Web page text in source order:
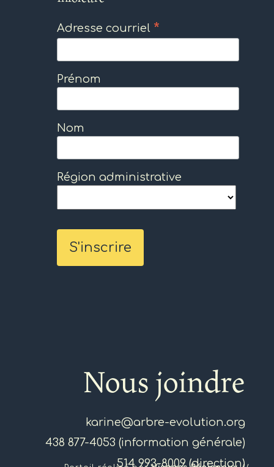
Adresse courriel *
Prénom
Nom
Région administrative
Nous joindre
karine@arbre-evolution.org
438 877-4053 (information générale)
514 993-8009 (direction)